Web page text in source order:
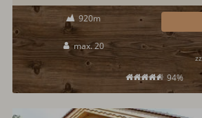
Wohnfläche bieten 20 Personen bequem
traumhafter Ausblick auf die Berge des
das nächste Skigebiet sind es zwei Kilometer...
920m
max. 20
94%